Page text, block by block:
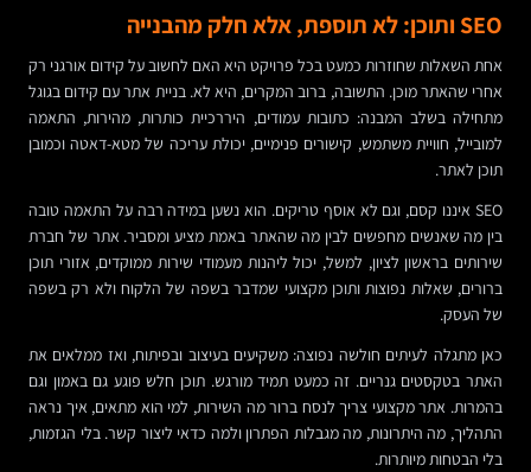
SEO ותוכן: לא תוספת, אלא חלק מהבנייה
אחת השאלות שחוזרות כמעט בכל פרויקט היא האם לחשוב על קידום אורגני רק
אחרי שהאתר מוכן. התשובה, ברוב המקרים, היא לא. בניית אתר עם קידום בגוגל
מתחילה בשלב המבנה: כתובות עמודים, היררכיית כותרות, מהירות, התאמה
למובייל, חוויית משתמש, קישורים פנימיים, יכולת עריכה של מטא-דאטה וכמובן
תוכן לאתר.
SEO איננו קסם, וגם לא אוסף טריקים. הוא נשען במידה רבה על התאמה טובה
בין מה שאנשים מחפשים לבין מה שהאתר באמת מציע ומסביר. אתר של חברת
שירותים בראשון לציון, למשל, יכול ליהנות מעמודי שירות ממוקדים, אזורי תוכן
ברורים, שאלות נפוצות ותוכן מקצועי שמדבר בשפה של הלקוח ולא רק בשפה
של העסק.
כאן מתגלה לעיתים חולשה נפוצה: משקיעים בעיצוב ובפיתוח, ואז ממלאים את
האתר בטקסטים גנריים. זה כמעט תמיד מורגש. תוכן חלש פוגע גם באמון וגם
בהמרות. אתר מקצועי צריך לנסח ברור מה השירות, למי הוא מתאים, איך נראה
התהליך, מה היתרונות, מה מגבלות הפתרון ולמה כדאי ליצור קשר. בלי הגזמות,
בלי הבטחות מיותרות.